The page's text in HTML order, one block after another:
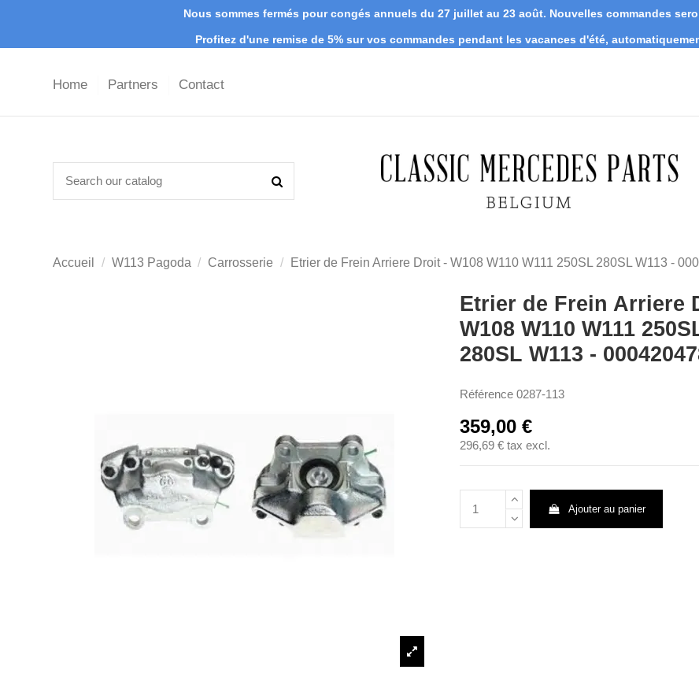
Nous sommes fermés pour congés annuels du 27 juillet au 23 août. Nouvelles commandes
Profitez d'une remise de 5% sur vos commandes pendant les vacances d'été,
Home Partners Contact
Accueil W113 Pagoda Carrosserie Etrier de Frein Arriere Droit - W108 W110 W111 250SL 280SL W113 -
Etrier de Frein Arriere
W108 W110 W111
280SL W113 -
Référence 0287-113
359,00 €
296,69 € tax excl.
Ajouter au panier